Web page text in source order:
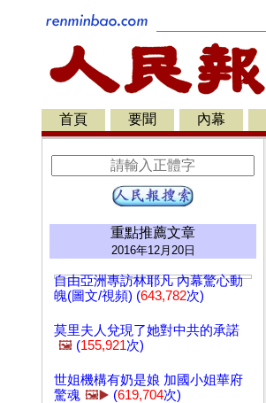
首頁 要聞 內幕
重點推薦文章
2016年12月20日
自由亞洲專訪林耶凡 內幕驚心動
魄(圖文/視頻) (643,782次)
莫里夫人兌現了她對中共的承諾
🖼️ (155,921次)
世姐機構有奶是娘 加國小姐華府
驚魂 🖼️▶️ (619,704次)